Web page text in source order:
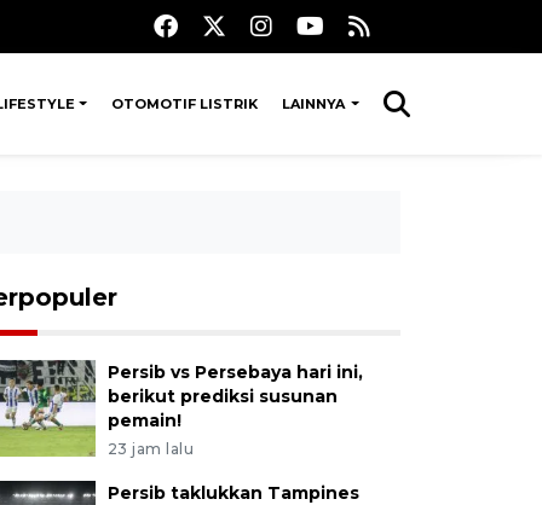
OTOMOTIF LISTRIK LAINNYA
Persib vs Persebaya hari ini,
berikut prediksi susunan
pemain!
23 jam lalu
Persib taklukkan Tampines